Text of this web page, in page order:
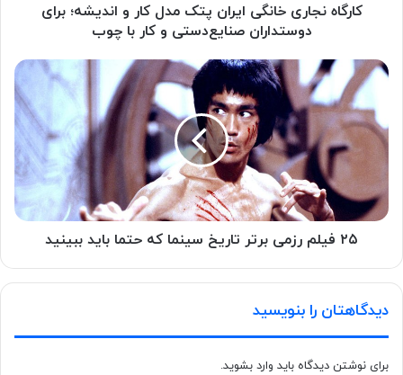
کارگاه نجارى خانگى ایران پتک مدل کار و اندیشه؛ برای
دوستداران صنایع‌دستی و کار با چوب
۲۵ فیلم رزمی برتر تاریخ سینما که حتما باید ببینید
دیدگاهتان را بنویسید
برای نوشتن دیدگاه باید وارد بشوید.